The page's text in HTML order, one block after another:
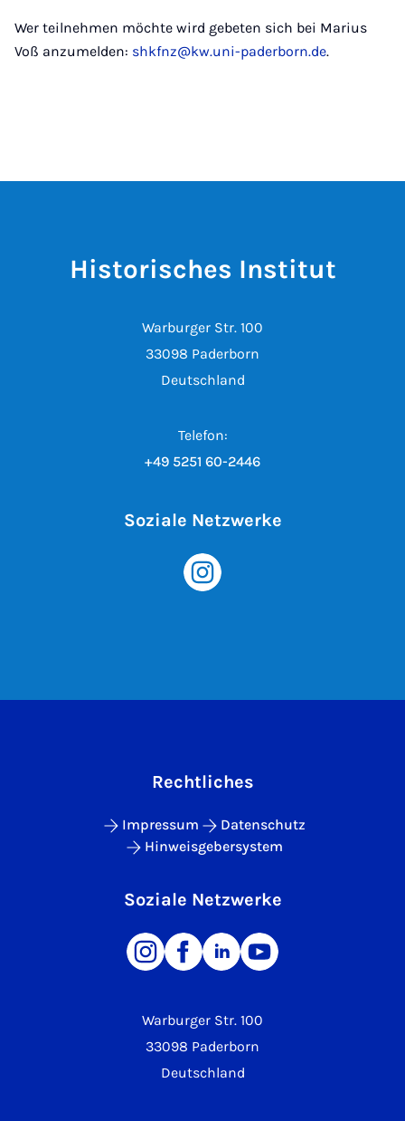
Wer teilnehmen möchte wird gebeten sich bei Marius
Voß anzumelden: shkfnz@kw.uni-paderborn.de.
Historisches Institut
Warburger Str. 100
33098 Paderborn
Deutschland
Telefon:
+49 5251 60-2446
Soziale Netzwerke
Warburger Str. 100
33098 Paderborn
Deutschland
Rechtliches
Impressum
Datenschutz
Hinweisgebersystem
Soziale Netzwerke